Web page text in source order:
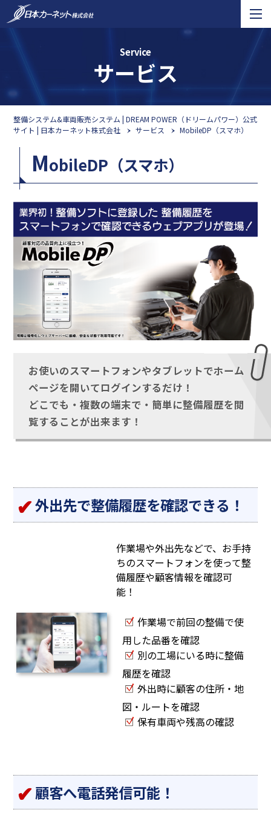
整備システム&車両販売システム | DREAM POWER（ドリームパワー）公式
サイト | 日本カーネット株式会社
サービス MobileDP（スマホ）
Service
サービス
MobileDP（スマホ）
お使いのスマートフォンやタブレットでホーム
ページを開いてログインするだけ！
どこでも・複数の端末で・簡単に整備履歴を閲
覧することが出来ます！
外出先で整備履歴を確認できる！
作業場や外出先などで、お手持
ちのスマートフォンを使って整
備履歴や顧客情報を確認可
能！
作業場で前回の整備で使
用した品番を確認
別の工場にいる時に整備
履歴を確認
外出時に顧客の住所・地
図・ルートを確認
保有車両や残高の確認
顧客へ電話発信可能！